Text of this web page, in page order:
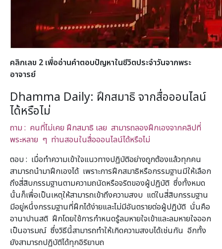
คลิกเลข 2 เพื่ออ่านคำตอบปัญหาในชีวิตประจำวันจากพระ
อาจารย์
Dhamma Daily: ฝึกสมาธิ จากสื่อออนไลน์
ได้หรือไม่
ถาม : คนที่ไม่เคย ฝึกสมาธิ เลย สามารถลองฝึกเองจากคลิปที่
พระหลาย ๆ ท่านสอนในสื่อออนไลน์ได้หรือไม่
ตอบ : เมื่อทำความเข้าใจแนวทางปฏิบัติอย่างถูกต้องแล้วทุกคน
สามารถนำมาฝึกเองได้ เพราะการฝึกสมาธิหรือกรรมฐานมีให้เลือก
ถึงสี่สิบกรรมฐานตามความถนัดหรือจริตของผู้ปฏิบัติ ซึ่งทั้งหมด
นั้นก็เพื่อเป็นเหตุให้สามารถเข้าถึงความสงบ แต่ในสี่สิบกรรมฐาน
มีอยู่หนึ่งกรรมฐานที่ฝึกได้ง่ายและไม่มีอันตรายต่อผู้ปฏิบัติ นั่นคือ
อานาปานสติ ฝึกโดยใช้การกำหนดรู้ลมหายใจเข้าและลมหายใจออก
เป็นอารมณ์ ซึ่งวิธีนี้สามารถทำให้เกิดความสงบได้เช่นกัน อีกทั้ง
ยังสามารถปฏิบัติได้ทุกอิริยาบถ